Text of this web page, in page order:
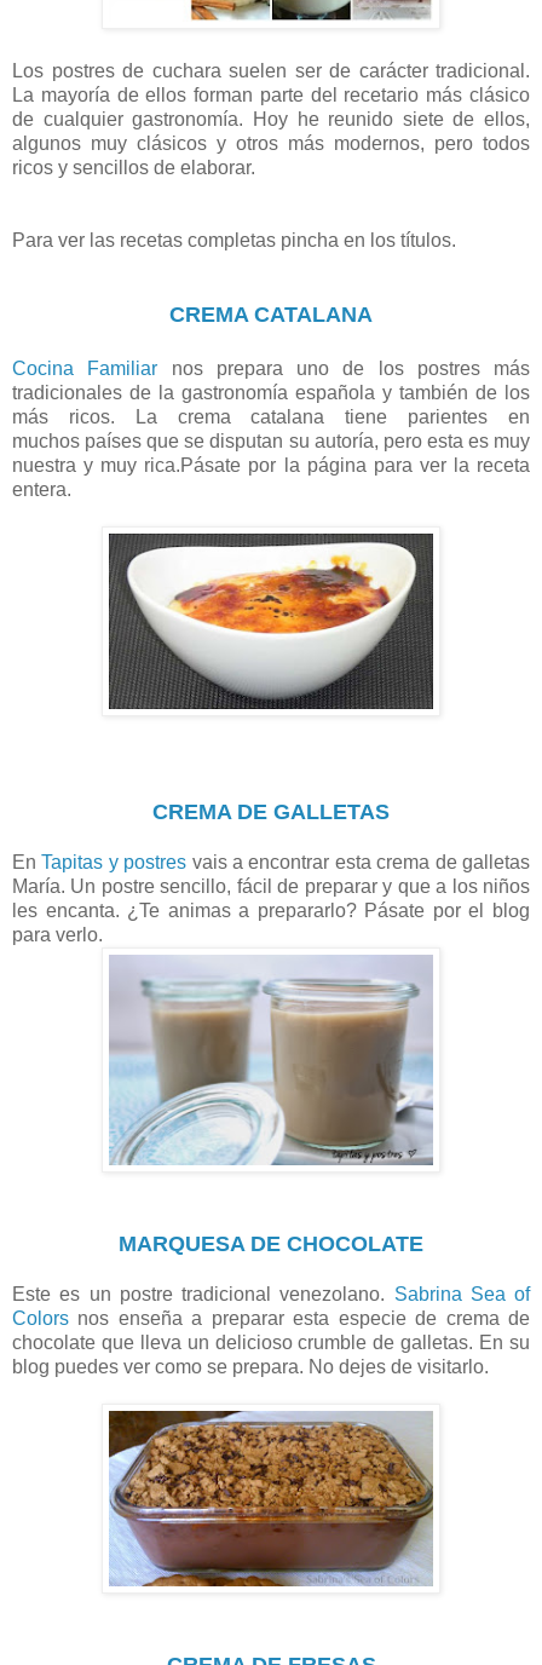
Los postres de cuchara suelen ser de carácter tradicional.
La mayoría de ellos forman parte del recetario más clásico
de cualquier gastronomía. Hoy he reunido siete de ellos,
algunos muy clásicos y otros más modernos, pero todos
ricos y sencillos de elaborar.
Para ver las recetas completas pincha en los títulos.
CREMA CATALANA
Cocina Familiar nos prepara uno de los postres más
tradicionales de la gastronomía española y también de los
más ricos. La crema catalana tiene parientes en
muchos países que se disputan su autoría, pero esta es muy
nuestra y muy rica.Pásate por la página para ver la receta
entera.
CREMA DE GALLETAS
EnTapitas y postres vais a encontrar esta crema de galletas
María. Un postre sencillo, fácil de preparar y que a los niños
les encanta. ¿Te animas a prepararlo? Pásate por el blog
para verlo.
MARQUESA DE CHOCOLATE
Este es un postre tradicional venezolano. Sabrina Sea of
Colors nos enseña a preparar esta especie de crema de
chocolate que lleva un delicioso crumble de galletas. En su
blog puedes ver como se prepara. No dejes de visitarlo.